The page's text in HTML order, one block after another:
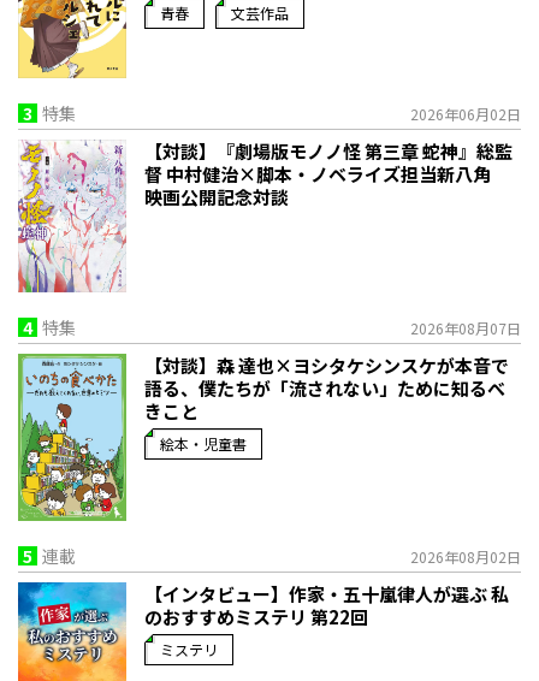
青春 文芸作品
3 特集 2026年06月02日
【対談】『劇場版モノノ怪 第三章 蛇神』総監
督 中村健治×脚本・ノベライズ担当新八角
映画公開記念対談
4 特集 2026年08月07日
【対談】森 達也×ヨシタケシンスケが本音で
語る、僕たちが「流されない」ために知るべ
きこと
絵本・児童書
5 連載 2026年08月02日
【インタビュー】作家・五十嵐律人が選ぶ 私
のおすすめミステリ 第22回
ミステリ